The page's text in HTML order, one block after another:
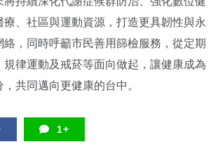
療、社區與運動資源，打造更具韌性與永
，同時呼籲市民善用篩檢服務，從定期
規律運動及戒菸等面向做起，讓健康成為
共同邁向更健康的台中。
1+